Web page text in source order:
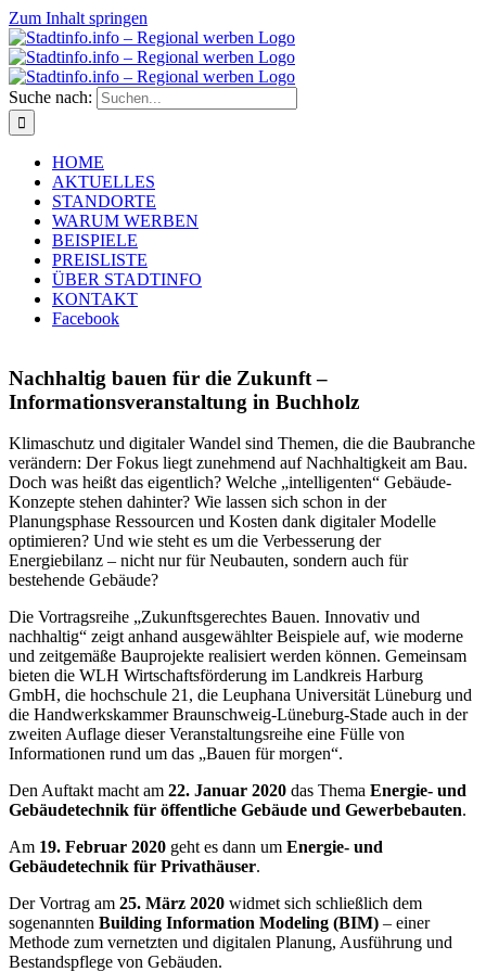
Zum Inhalt springen
Suche nach:
HOME
AKTUELLES
STANDORTE
WARUM WERBEN
BEISPIELE
PREISLISTE
ÜBER STADTINFO
KONTAKT
Facebook
Nachhaltig bauen für die Zukunft –
Informationsveranstaltung in Buchholz
Klimaschutz und digitaler Wandel sind Themen, die die Baubranche
verändern: Der Fokus liegt zunehmend auf Nachhaltigkeit am Bau.
Doch was heißt das eigentlich? Welche „intelligenten“ Gebäude-
Konzepte stehen dahinter? Wie lassen sich schon in der
Planungsphase Ressourcen und Kosten dank digitaler Modelle
optimieren? Und wie steht es um die Verbesserung der
Energiebilanz – nicht nur für Neubauten, sondern auch für
bestehende Gebäude?
Die Vortragsreihe „Zukunftsgerechtes Bauen. Innovativ und
nachhaltig“ zeigt anhand ausgewählter Beispiele auf, wie moderne
und zeitgemäße Bauprojekte realisiert werden können. Gemeinsam
bieten die WLH Wirtschaftsförderung im Landkreis Harburg
GmbH, die hochschule 21, die Leuphana Universität Lüneburg und
die Handwerkskammer Braunschweig-Lüneburg-Stade auch in der
zweiten Auflage dieser Veranstaltungsreihe eine Fülle von
Informationen rund um das „Bauen für morgen“.
Den Auftakt macht am 22. Januar 2020 das Thema Energie- und
Gebäudetechnik für öffentliche Gebäude und Gewerbebauten.
Am 19. Februar 2020 geht es dann um Energie- und
Gebäudetechnik für Privathäuser.
Der Vortrag am 25. März 2020 widmet sich schließlich dem
sogenannten Building Information Modeling (BIM) – einer
Methode zum vernetzten und digitalen Planung, Ausführung und
Bestandspflege von Gebäuden.